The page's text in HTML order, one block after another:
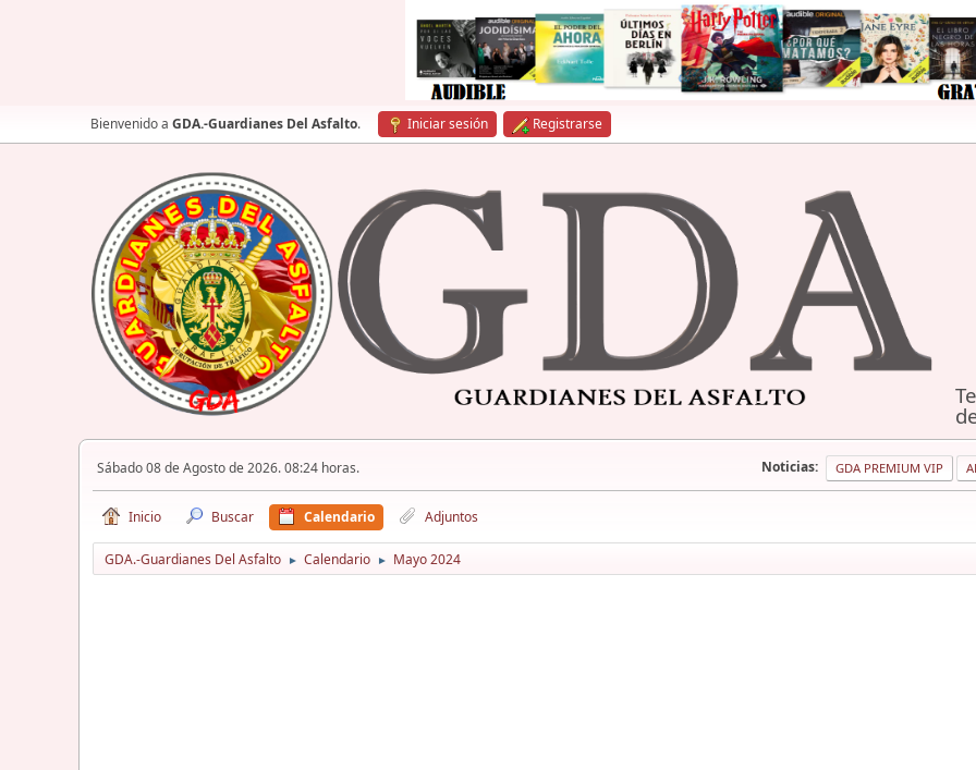
Bienvenido a GDA.-Guardianes Del Asfalto. Iniciar sesión Registrarse
Sábado 08 de Agosto de 2026. 08:24 horas. Noticias: GDA PREMIUM VIP
Inicio Buscar Calendario Adjuntos
GDA.-Guardianes Del Asfalto ► Calendario ► Mayo 2024